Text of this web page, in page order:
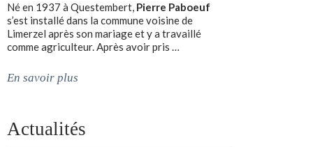
Né en 1937 à Questembert, Pierre Paboeuf
s’est installé dans la commune voisine de
Limerzel après son mariage et y a travaillé
comme agriculteur. Après avoir pris …
En savoir plus
Actualités